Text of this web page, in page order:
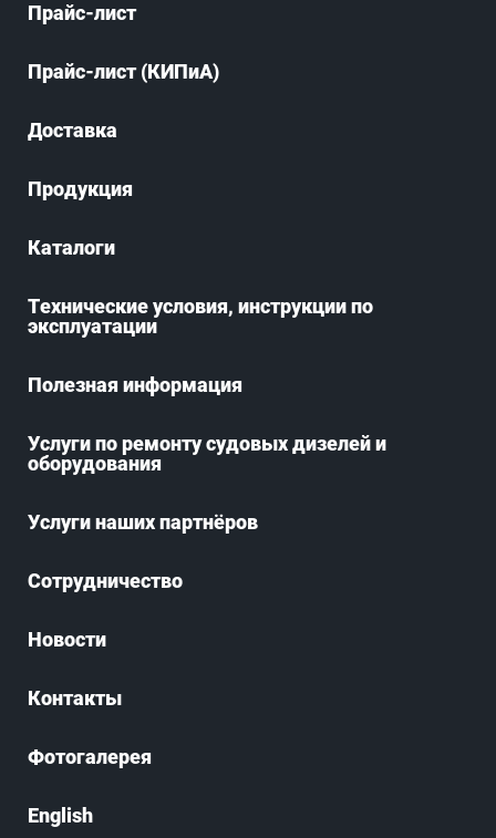
Прайс-лист
Прайс-лист (КИПиА)
Доставка
Продукция
Каталоги
Технические условия, инструкции по
эксплуатации
Полезная информация
Услуги по ремонту судовых дизелей и
оборудования
Услуги наших партнёров
Сотрудничество
Новости
Контакты
Фотогалерея
English